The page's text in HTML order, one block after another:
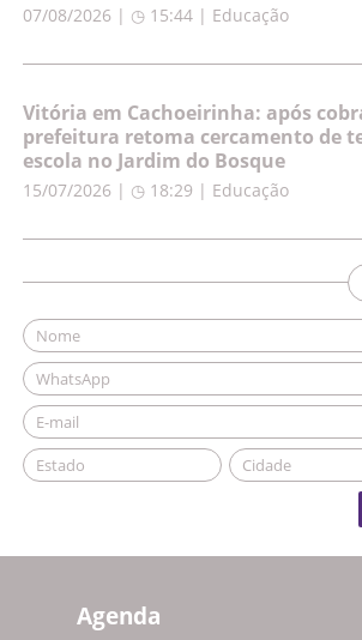
07/08/2026 | ◷ 15:44 | Educação
Vitória em Cachoeirinha: após
prefeitura retoma cercamento de
escola no Jardim do Bosque
15/07/2026 | ◷ 18:29 | Educação
Agenda